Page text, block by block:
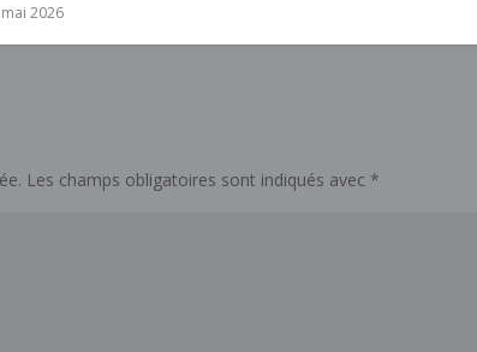
2026
Les champs obligatoires sont indiqués avec *